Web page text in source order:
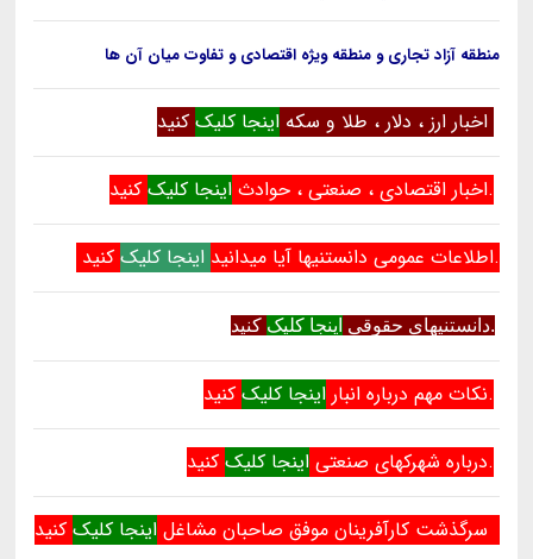
منطقه آزاد تجاری و منطقه ویژه اقتصادی و تفاوت میان آن ها
اخبار ارز ، دلار ، طلا و سکه اینجا کلیک
اخبار اقتصادی ، صنعتی ، حوادث اینجا کلیک کنید.
اطلاعات عمومی دانستنیها آیا میدانید اینجا کلیک کنید.
دانستنیهای حقوقی اینجا کلیک کنید.
نکات مهم درباره انبار اینجا کلیک کنید.
درباره شهرکهای صنعتی اینجا کلیک کنید.
سرگذشت کارآفرینان موفق صاحبان مشاغل اینجا کلیک